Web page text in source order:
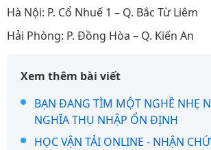
Hà Nội: P. Cổ Nhuế 1 – Q. Bắc Từ Liêm
Hải Phòng: P. Đồng Hòa – Q. Kiến An
Xem thêm bài viết
BẠN ĐANG TÌM MỘT NGHỀ NHẸ
NGHĨA THU NHẬP ỔN ĐỊNH
HỌC VẬN TẢI ONLINE - NHẬN